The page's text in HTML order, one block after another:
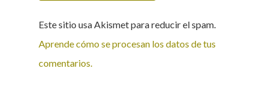
Este sitio usa Akismet para reducir el spam.
Aprende cómo se procesan los datos de tus
comentarios.